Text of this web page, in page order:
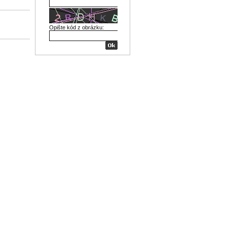
Opište kód z obrázku: